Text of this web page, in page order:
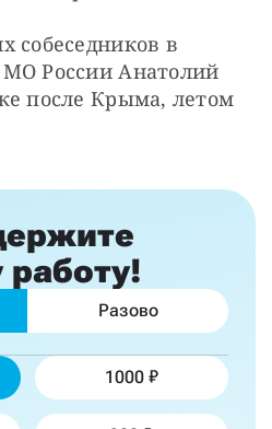
собеседников в
России Анатолий
после Крыма, летом
Разово
1000